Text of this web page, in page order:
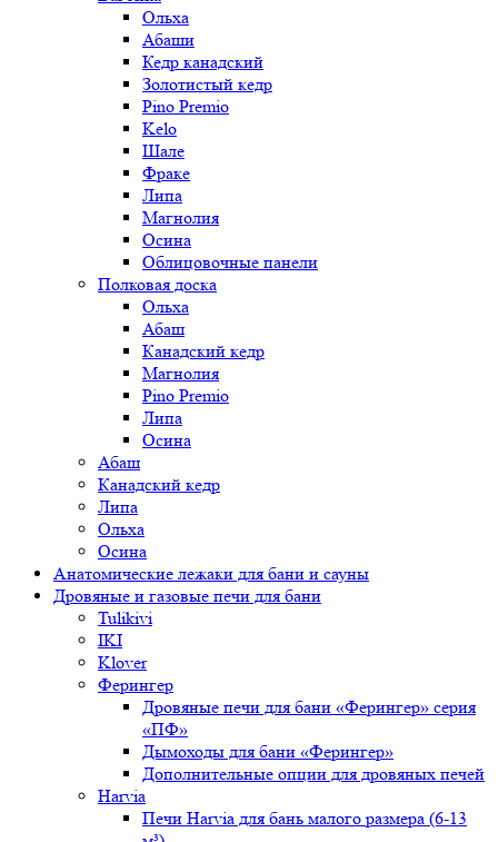
Ольха
Абаши
Кедр канадский
Золотистый кедр
Pino Premio
Kelo
Шале
Фраке
Липа
Магнолия
Осина
Облицовочные панели
Полковая доска
Ольха
Абаш
Канадский кедр
Магнолия
Pino Premio
Липа
Осина
Абаш
Канадский кедр
Липа
Ольха
Осина
Анатомические лежаки для бани и сауны
Дровяные и газовые печи для бани
Tulikivi
IKI
Klover
Ферингер
Дровяные печи для бани «Ферингер» серия
«ПФ»
Дымоходы для бани «Ферингер»
Дополнительные опции для дровяных печей
Harvia
Печи Harvia для бань малого размера (6-13